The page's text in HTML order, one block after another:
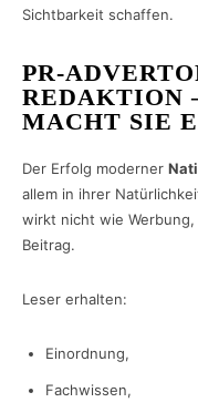
Sichtbarkeit schaffen.
PR-
REDAKTION
MACHT SIE
Der Erfolg moderner
allem in ihrer
wirkt nicht wie
Beitrag.
Leser erhalten:
Einordnung,
Fachwissen,